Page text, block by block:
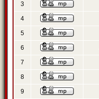
3
4
5
6
7
8
9